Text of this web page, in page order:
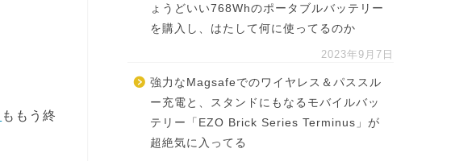
ももう終
ょうどいい768Whのポータブルバッテリー
を購入し、はたして何に使ってるのか
2023年9月7日
強力なMagsafeでのワイヤレス＆パススル
ー充電と、スタンドにもなるモバイルバッ
テリー「EZO Brick Series Terminus」が
超絶気に入ってる